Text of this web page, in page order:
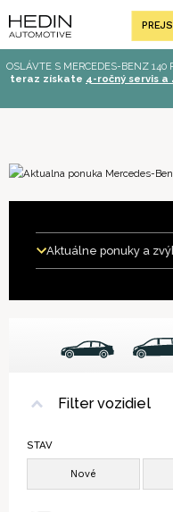
OSLÁVTE S MERCEDES-BENZ 140
teraz získate 4-ročný servis a
Aktuálne ponuky a
Filter vozidiel
STAV